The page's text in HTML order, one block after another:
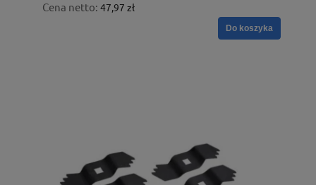
Cena netto: 47,97 zł
Do koszyka